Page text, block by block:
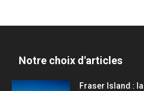
Notre choix d'articles
Fraser Island :